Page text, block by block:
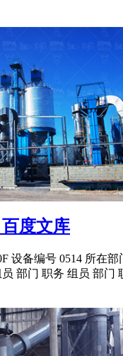
度文库
设备编号 0514 所在
部门 职务 组员 部门